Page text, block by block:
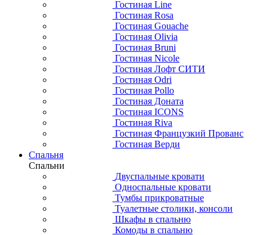
Гостиная Line
Гостиная Rosa
Гостиная Gouache
Гостиная Olivia
Гостиная Bruni
Гостиная Nicole
Гостиная Лофт СИТИ
Гостиная Odri
Гостиная Pollo
Гостиная Доната
Гостиная ICONS
Гостиная Riva
Гостиная Французкий Прованс
Гостиная Верди
Спальня
Спальни
Двуспальные кровати
Односпальные кровати
Тумбы прикроватные
Туалетные столики, консоли
Шкафы в спальню
Комоды в спальню